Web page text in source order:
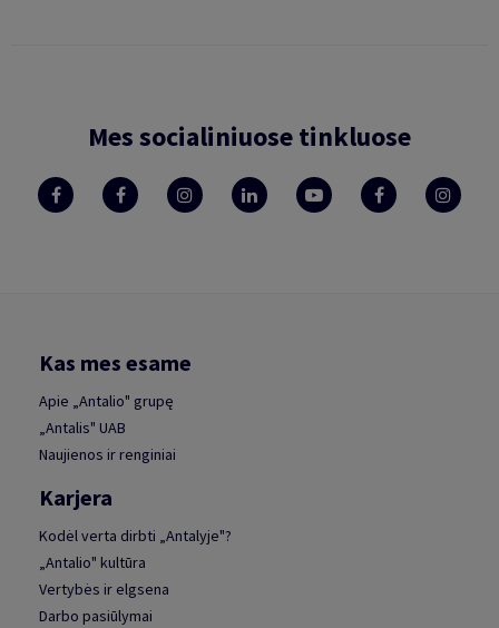
Mes socialiniuose tinkluose
Kas mes esame
Apie „Antalio" grupę
„Antalis" UAB
Naujienos ir renginiai
Karjera
Kodėl verta dirbti „Antalyje"?
„Antalio" kultūra
Vertybės ir elgsena
Darbo pasiūlymai